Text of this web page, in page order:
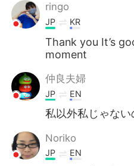
ringo
JP KR
Thank you It’s
moment
仲良夫婦
JP EN
私以外私じゃな
Noriko
JP EN